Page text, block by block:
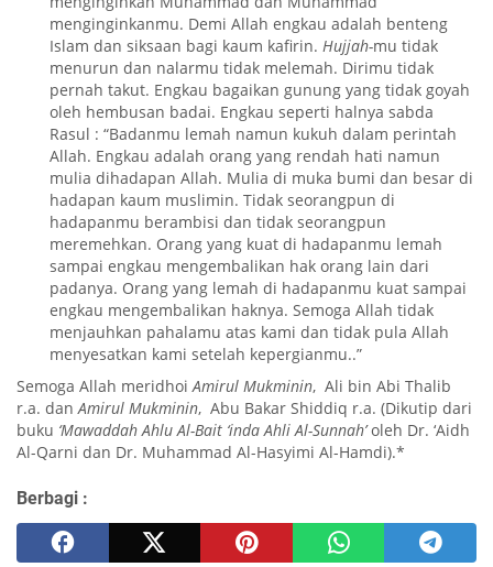
menginginkanmu. Demi Allah engkau adalah benteng
Islam dan siksaan bagi kaum kafirin. Hujjah-mu tidak
menurun dan nalarmu tidak melemah. Dirimu tidak
pernah takut. Engkau bagaikan gunung yang tidak goyah
oleh hembusan badai. Engkau seperti halnya sabda
Rasul : “Badanmu lemah namun kukuh dalam perintah
Allah. Engkau adalah orang yang rendah hati namun
mulia dihadapan Allah. Mulia di muka bumi dan besar di
hadapan kaum muslimin. Tidak seorangpun di
hadapanmu berambisi dan tidak seorangpun
meremehkan. Orang yang kuat di hadapanmu lemah
sampai engkau mengembalikan hak orang lain dari
padanya. Orang yang lemah di hadapanmu kuat sampai
engkau mengembalikan haknya. Semoga Allah tidak
menjauhkan pahalamu atas kami dan tidak pula Allah
menyesatkan kami setelah kepergianmu..”
Semoga Allah meridhoiAmirul Mukminin, Ali bin Abi Thalib
r.a. danAmirul Mukminin, Abu Bakar Shiddiq r.a. (Dikutip dari
buku ‘Mawaddah Ahlu Al-Bait ‘inda Ahli Al-Sunnah’oleh Dr. ‘Aidh
Al-Qarni dan Dr. Muhammad Al-Hasyimi Al-Hamdi).*
Berbagi :